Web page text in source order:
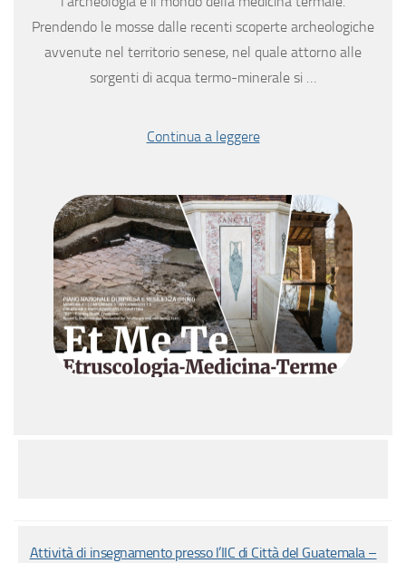
Prendendo le mosse dalle recenti scoperte archeologiche
avvenute nel territorio senese, nel quale attorno alle
sorgenti di acqua termo-minerale si …
Continua a leggere
Attività di insegnamento presso l’IIC di Città del Guatemala –